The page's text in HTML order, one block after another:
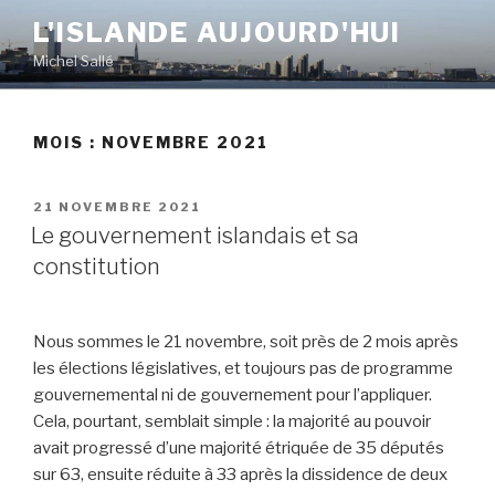
au
contenu
principal
L'ISLANDE AUJOURD'HUI
Michel Sallé
MOIS : NOVEMBRE 2021
PUBLIÉ
LE
21 NOVEMBRE 2021
Le gouvernement islandais et sa
constitution
Nous sommes le 21 novembre, soit près de 2 mois après
les élections législatives, et toujours pas de programme
gouvernemental ni de gouvernement pour l’appliquer.
Cela, pourtant, semblait simple : la majorité au pouvoir
avait progressé d’une majorité étriquée de 35 députés
sur 63, ensuite réduite à 33 après la dissidence de deux